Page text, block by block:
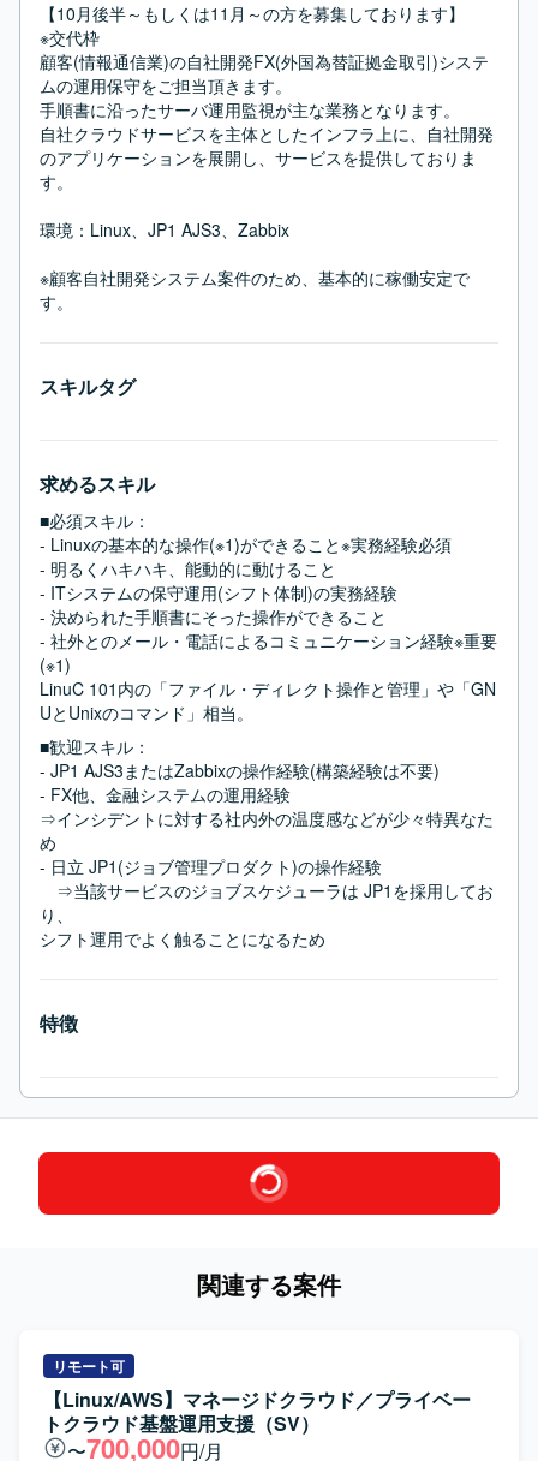
【10月後半～もしくは11月～の方を募集しております】
※交代枠
顧客(情報通信業)の自社開発FX(外国為替証拠金取引)システ
ムの運用保守をご担当頂きます。
手順書に沿ったサーバ運用監視が主な業務となります。
自社クラウドサービスを主体としたインフラ上に、自社開発
のアプリケーションを展開し、サービスを提供しておりま
す。
環境：Linux、JP1 AJS3、Zabbix
※顧客自社開発システム案件のため、基本的に稼働安定で
す。
スキルタグ
求めるスキル
■必須スキル：
- Linuxの基本的な操作(※1)ができること※実務経験必須
- 明るくハキハキ、能動的に動けること
- ITシステムの保守運用(シフト体制)の実務経験
- 決められた手順書にそった操作ができること
- 社外とのメール・電話によるコミュニケーション経験※重要
(※1)
LinuC 101内の「ファイル・ディレクト操作と管理」や「GN
UとUnixのコマンド」相当。
■歓迎スキル：
- JP1 AJS3またはZabbixの操作経験(構築経験は不要)
- FX他、金融システムの運用経験
⇒インシデントに対する社内外の温度感などが少々特異なた
め
- 日立 JP1(ジョブ管理プロダクト)の操作経験
⇒当該サービスのジョブスケジューラは JP1を採用してお
り、
シフト運用でよく触ることになるため
特徴
関連する案件
リモート可
【Linux/AWS】マネージドクラウド／プライベー
トクラウド基盤運用支援（SV）
〜700,000円/月